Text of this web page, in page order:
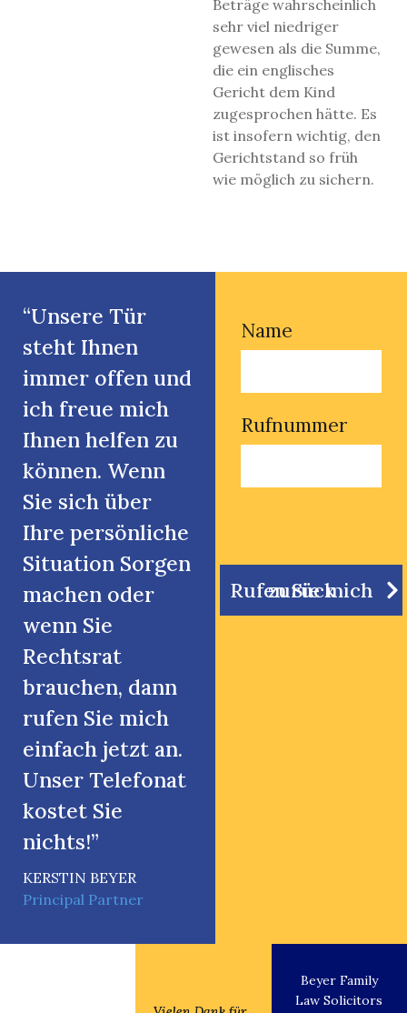
Beträge wahrscheinlich
sehr viel niedriger
gewesen als die Summe,
die ein englisches
Gericht dem Kind
zugesprochen hätte. Es
ist insofern wichtig, den
Gerichtstand so früh
wie möglich zu sichern.
“Unsere Tür
steht Ihnen
immer offen und
ich freue mich
Ihnen helfen zu
können. Wenn
Sie sich über
Ihre persönliche
Situation Sorgen
machen oder
wenn Sie
Rechtsrat
brauchen, dann
rufen Sie mich
einfach jetzt an.
Unser Telefonat
kostet Sie
nichts!”
KERSTIN BEYER
Principal Partner
Name
Rufnummer
Rufen Sie mich zurück
Beyer Family
Law Solicitors